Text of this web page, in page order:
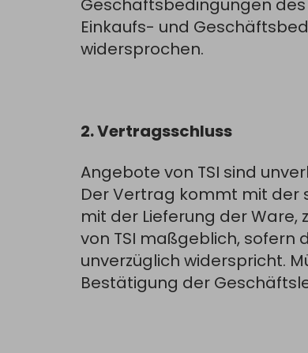
Geschäftsbedingungen
Einkaufs- und
widersprochen.
2. Vertragsschluss
Angebote von TSI sind
Der Vertrag kommt mit der
mit der Lieferung der
von TSI maßgeblich, sofern
unverzüglich widerspricht.
Bestätigung der